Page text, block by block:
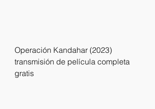
Operación Kandahar (2023)
transmisión de película completa
gratis